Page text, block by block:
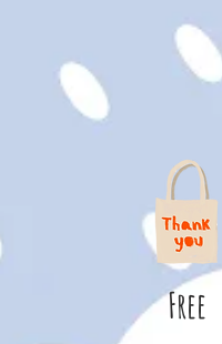
Free